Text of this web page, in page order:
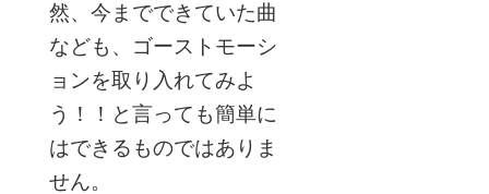
然、今までできていた曲
なども、ゴーストモーシ
ョンを取り入れてみよ
う！！と言っても簡単に
はできるものではありま
せん。